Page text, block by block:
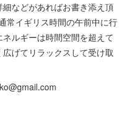
などがあればお書き添え頂
常イギリス時間の午前中に行
ルギーは時間空間を超えて
げてリラックスして受け取